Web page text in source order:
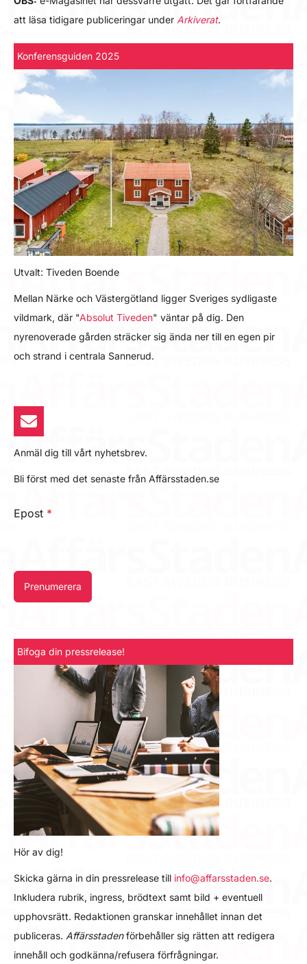
att läsa tidigare publiceringar under Arkiverat.
Konferensguiden 2025
Utvalt: Tiveden Boende
Mellan Närke och Västergötland ligger Sveriges sydligaste
vildmark, där "Absolut Tiveden" väntar på dig. Den
nyrenoverade gården sträcker sig ända ner till en egen pir
och strand i centrala Sannerud.
Anmäl dig till vårt nyhetsbrev.
Bli först med det senaste från Affärsstaden.se
Epost *
Prenumerera
Bifoga din pressrelease!
Hör av dig!
Skicka gärna in din pressrelease till info@affarsstaden.se.
Inkludera rubrik, ingress, brödtext samt bild + eventuell
upphovsrätt. Redaktionen granskar innehållet innan det
publiceras. Affärsstadenförbehåller sig rätten att redigera
innehåll och godkänna/refusera förfrågningar.